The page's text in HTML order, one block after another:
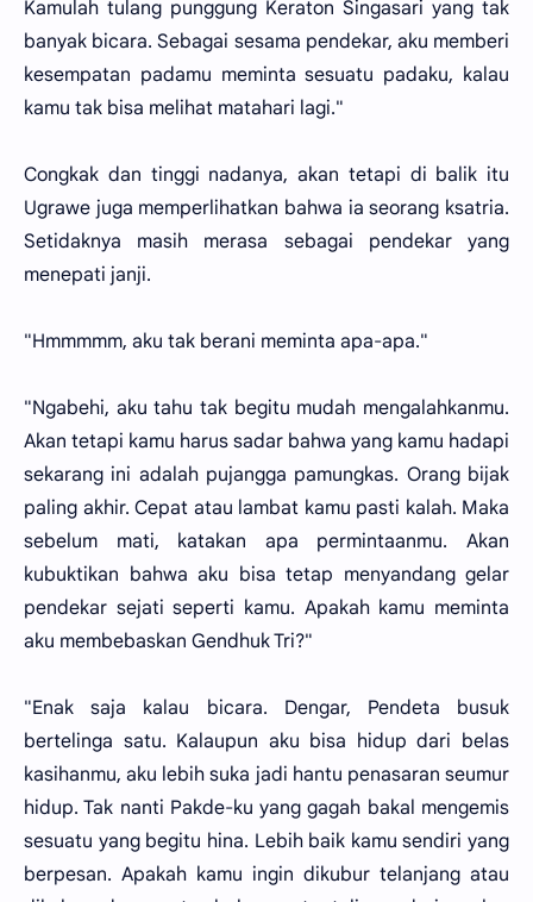
Kamulah tulang punggung Keraton Singasari yang tak
banyak bicara. Sebagai sesama pendekar, aku memberi
kesempatan padamu meminta sesuatu padaku, kalau
kamu tak bisa melihat matahari lagi."
Congkak dan tinggi nadanya, akan tetapi di balik itu
Ugrawe juga memperlihatkan bahwa ia seorang ksatria.
Setidaknya masih merasa sebagai pendekar yang
menepati janji.
"Hmmmmm, aku tak berani meminta apa-apa."
"Ngabehi, aku tahu tak begitu mudah mengalahkanmu.
Akan tetapi kamu harus sadar bahwa yang kamu hadapi
sekarang ini adalah pujangga pamungkas. Orang bijak
paling akhir. Cepat atau lambat kamu pasti kalah. Maka
sebelum mati, katakan apa permintaanmu. Akan
kubuktikan bahwa aku bisa tetap menyandang gelar
pendekar sejati seperti kamu. Apakah kamu meminta
aku membebaskan Gendhuk Tri?"
"Enak saja kalau bicara. Dengar, Pendeta busuk
bertelinga satu. Kalaupun aku bisa hidup dari belas
kasihanmu, aku lebih suka jadi hantu penasaran seumur
hidup. Tak nanti Pakde-ku yang gagah bakal mengemis
sesuatu yang begitu hina. Lebih baik kamu sendiri yang
berpesan. Apakah kamu ingin dikubur telanjang atau